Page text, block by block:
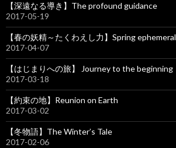
【深遠なる導き】The profound guidance
2017-05-19
【春の妖精～たくわえし力】Spring ephemeral
2017-04-07
【はじまりへの旅】 Journey to the beginning
2017-03-18
【約束の地】Reunion on Earth
2017-03-02
【冬物語】The Winter’s Tale
2017-02-06